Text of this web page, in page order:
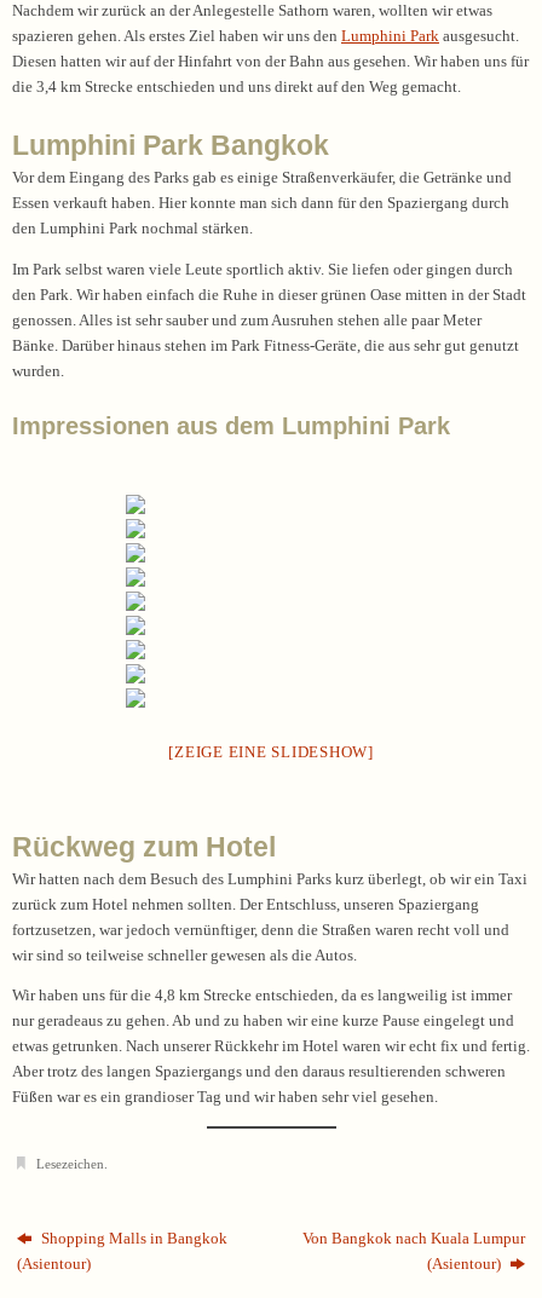
Nachdem wir zurück an der Anlegestelle Sathorn waren, wollten wir etwas
spazieren gehen. Als erstes Ziel haben wir uns den Lumphini Park ausgesucht.
Diesen hatten wir auf der Hinfahrt von der Bahn aus gesehen. Wir haben uns für
die 3,4 km Strecke entschieden und uns direkt auf den Weg gemacht.
Lumphini Park Bangkok
Vor dem Eingang des Parks gab es einige Straßenverkäufer, die Getränke und
Essen verkauft haben. Hier konnte man sich dann für den Spaziergang durch
den Lumphini Park nochmal stärken.
Im Park selbst waren viele Leute sportlich aktiv. Sie liefen oder gingen durch
den Park. Wir haben einfach die Ruhe in dieser grünen Oase mitten in der Stadt
genossen. Alles ist sehr sauber und zum Ausruhen stehen alle paar Meter
Bänke. Darüber hinaus stehen im Park Fitness-Geräte, die aus sehr gut genutzt
wurden.
Impressionen aus dem Lumphini Park
[ZEIGE EINE SLIDESHOW]
Rückweg zum Hotel
Wir hatten nach dem Besuch des Lumphini Parks kurz überlegt, ob wir ein Taxi
zurück zum Hotel nehmen sollten. Der Entschluss, unseren Spaziergang
fortzusetzen, war jedoch vernünftiger, denn die Straßen waren recht voll und
wir sind so teilweise schneller gewesen als die Autos.
Wir haben uns für die 4,8 km Strecke entschieden, da es langweilig ist immer
nur geradeaus zu gehen. Ab und zu haben wir eine kurze Pause eingelegt und
etwas getrunken. Nach unserer Rückkehr im Hotel waren wir echt fix und fertig.
Aber trotz des langen Spaziergangs und den daraus resultierenden schweren
Füßen war es ein grandioser Tag und wir haben sehr viel gesehen.
Lesezeichen
Shopping Malls in Bangkok
(Asientour)
Von Bangkok nach Kuala Lumpur
(Asientour)